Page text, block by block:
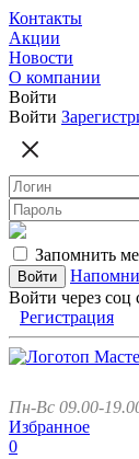
Контакты
Акции
Новости
О компании
Войти
Войти
Запомнить
Войти через соц
Регистрация
Пн-Вс 09.00-
Избранное
0